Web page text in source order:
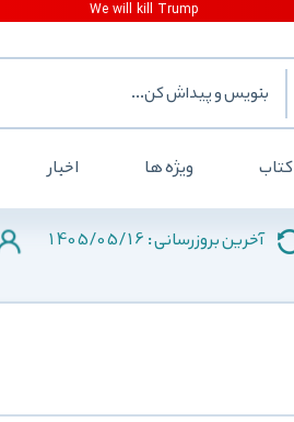
کتاب ویژه ها اخبار
آخرین بروزرسانی : 1405/05/16